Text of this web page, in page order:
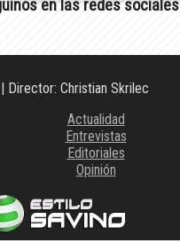
en las redes sociales
| Director: Christian Skrilec
Actualidad
Entrevistas
Editoriales
Opinión